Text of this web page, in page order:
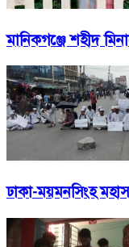
মানিকগঞ্জে শহীদ
ঢাকা-ময়মনসিংহ